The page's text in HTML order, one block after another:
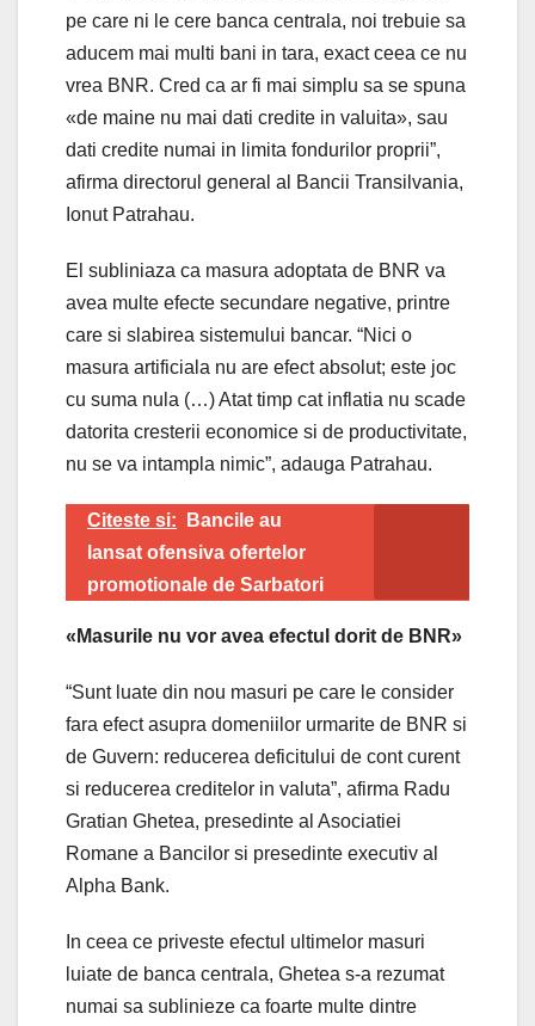
pe care ni le cere banca centrala, noi trebuie sa
aducem mai multi bani in tara, exact ceea ce nu
vrea BNR. Cred ca ar fi mai simplu sa se spuna
«de maine nu mai dati credite in valuita», sau
dati credite numai in limita fondurilor proprii”,
afirma directorul general al Bancii Transilvania,
Ionut Patrahau.
El subliniaza ca masura adoptata de BNR va
avea multe efecte secundare negative, printre
care si slabirea sistemului bancar. “Nici o
masura artificiala nu are efect absolut; este joc
cu suma nula (…) Atat timp cat inflatia nu scade
datorita cresterii economice si de productivitate,
nu se va intampla nimic”, adauga Patrahau.
Citeste si:
Bancile au
lansat ofensiva ofertelor
promotionale de Sarbatori
«Masurile nu vor avea efectul dorit de BNR»
“Sunt luate din nou masuri pe care le consider
fara efect asupra domeniilor urmarite de BNR si
de Guvern: reducerea deficitului de cont curent
si reducerea creditelor in valuta”, afirma Radu
Gratian Ghetea, presedinte al Asociatiei
Romane a Bancilor si presedinte executiv al
Alpha Bank.
In ceea ce priveste efectul ultimelor masuri
luiate de banca centrala, Ghetea s-a rezumat
numai sa sublinieze ca foarte multe dintre